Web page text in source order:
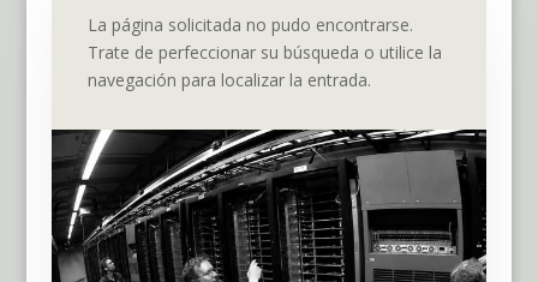
La página solicitada no pudo encontrarse.
Trate de perfeccionar su búsqueda o utilice la
navegación para localizar la entrada.